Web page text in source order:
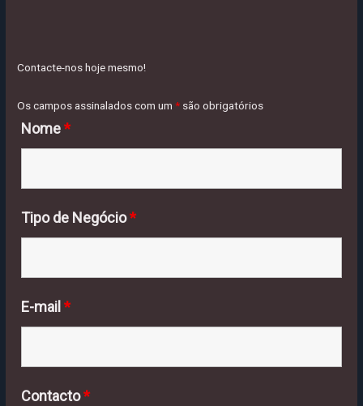
Contacte-nos hoje mesmo!
Os campos assinalados com um* são obrigatórios
Nome*
Tipo de Negócio*
E-mail*
Contacto*